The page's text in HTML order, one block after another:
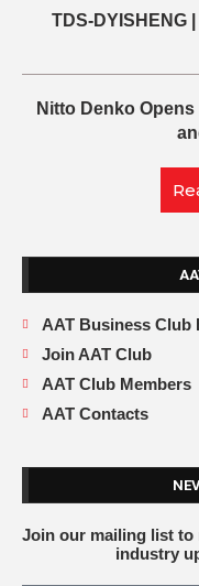
TDS-DYISHENG
Nitto Denko
AAT Business Club
Join AAT Club
AAT Club Members
AAT Contacts
Join our mailing list to
industry